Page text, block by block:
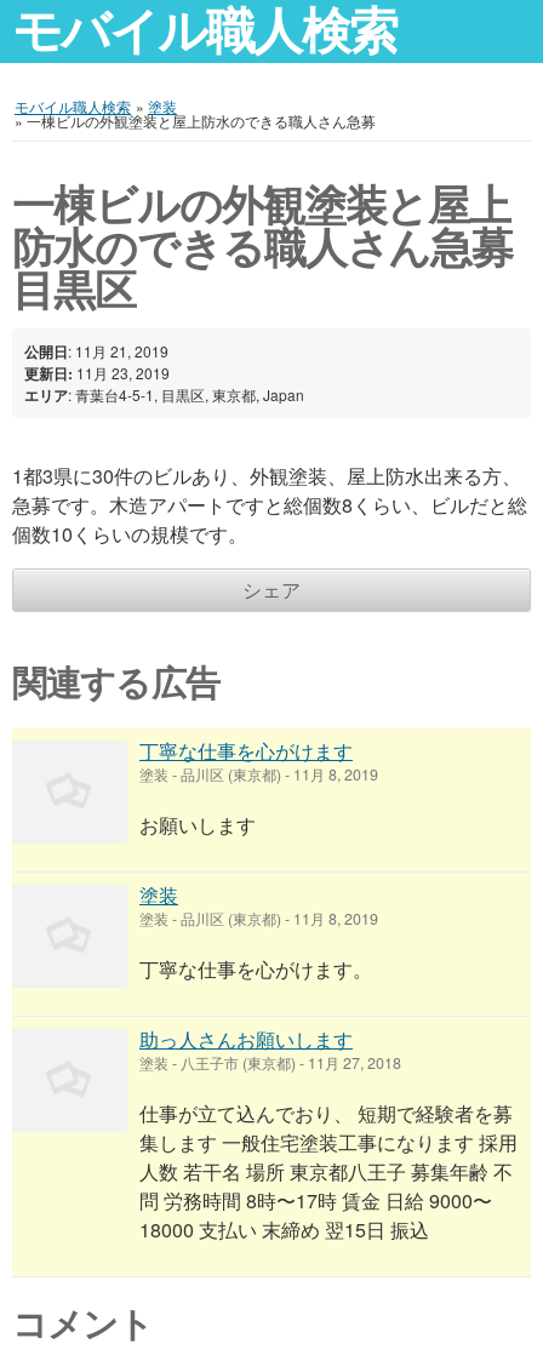
モバイル職人検索
モバイル職人検索 » 塗装
»一棟ビルの外観塗装と屋上防水のできる職人さん急募
一棟ビルの外観塗装と屋上
防水のできる職人さん急募
目黒区
公開日: 11月 21, 2019
更新日: 11月 23, 2019
エリア: 青葉台4-5-1, 目黒区, 東京都, Japan
1都3県に30件のビルあり、外観塗装、屋上防水出来る方、
急募です。木造アパートですと総個数8くらい、ビルだと総
個数10くらいの規模です。
シェア
関連する広告
丁寧な仕事を心がけます
塗装 -品川区 (東京都) - 11月 8, 2019
お願いします
塗装
塗装 -品川区 (東京都) - 11月 8, 2019
丁寧な仕事を心がけます。
助っ人さんお願いします
塗装 - 八王子市 (東京都) - 11月 27, 2018
仕事が立て込んでおり、 短期で経験者を募
集します 一般住宅塗装工事になります 採用
人数 若干名 場所 東京都八王子 募集年齢 不
問 労務時間 8時〜17時 賃金 日給 9000〜
18000 支払い 末締め 翌15日 振込
コメント